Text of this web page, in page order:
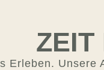
ZEIT
Erleben.